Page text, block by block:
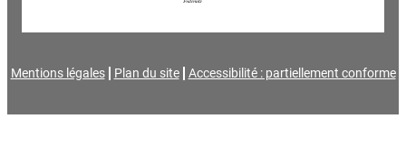
Mentions légales Plan du site Accessibilité : partiellement conforme